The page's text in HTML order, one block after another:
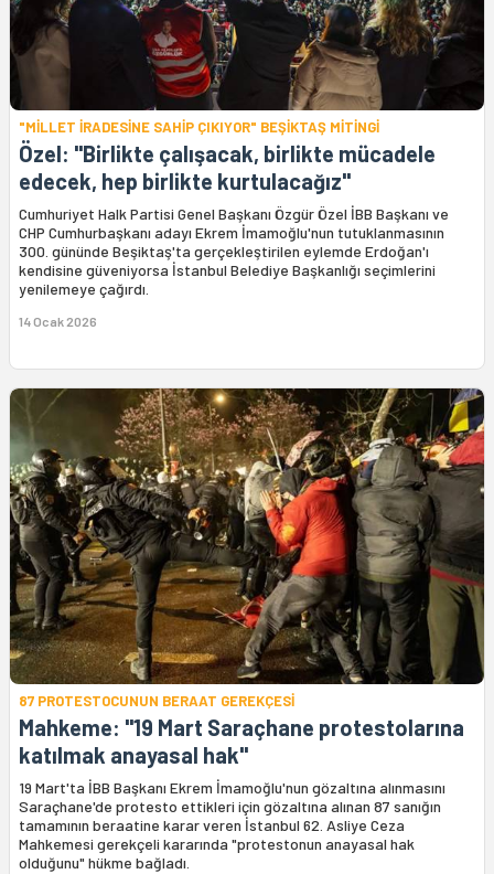
"MİLLET İRADESİNE SAHİP ÇIKIYOR" BEŞİKTAŞ MİTİNGİ
Özel: "Birlikte çalışacak, birlikte mücadele
edecek, hep birlikte kurtulacağız"
Cumhuriyet Halk Partisi Genel Başkanı Özgür Özel İBB Başkanı ve
CHP Cumhurbaşkanı adayı Ekrem İmamoğlu'nun tutuklanmasının
300. gününde Beşiktaş'ta gerçekleştirilen eylemde Erdoğan'ı
kendisine güveniyorsa İstanbul Belediye Başkanlığı seçimlerini
yenilemeye çağırdı.
14 Ocak 2026
87 PROTESTOCUNUN BERAAT GEREKÇESİ
Mahkeme: "19 Mart Saraçhane protestolarına
katılmak anayasal hak"
19 Mart'ta İBB Başkanı Ekrem İmamoğlu'nun gözaltına alınmasını
Saraçhane'de protesto ettikleri için gözaltına alınan 87 sanığın
tamamının beraatine karar veren İstanbul 62. Asliye Ceza
Mahkemesi gerekçeli kararında "protestonun anayasal hak
olduğunu" hükme bağladı.